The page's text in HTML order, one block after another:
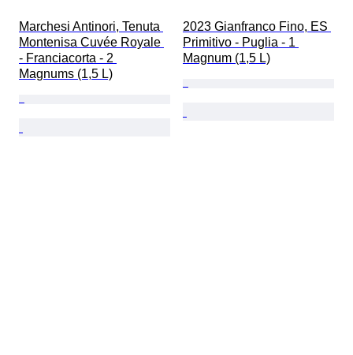
Marchesi Antinori, Tenuta
Montenisa Cuvée Royale
- Franciacorta - 2
Magnums (1,5 L)
2023 Gianfranco Fino, ES
Primitivo - Puglia - 1
Magnum (1,5 L)